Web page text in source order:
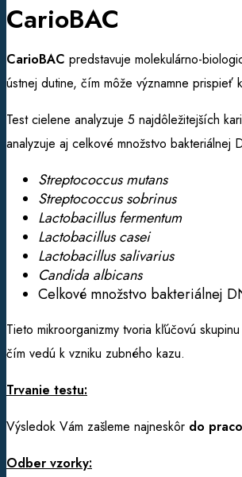
CarioBAC
CarioBAC predstavuje molekulárno-
ústnej dutine, čím môže významne
Test cielene analyzuje 5 najdôležitejších
analyzuje aj celkové množstvo
Streptococcus mutans
Streptococcus sobrinus
Lactobacillus fermentum
Lactobacillus casei
Lactobacillus salivarius
Candida albicans
Celkové množstvo bakteriálnej
Tieto mikroorganizmy tvoria kľúčovú
čím vedú k vzniku zubného kazu.
Trvanie testu:
Výsledok Vám zašleme najneskôr do
Odber vzorky: